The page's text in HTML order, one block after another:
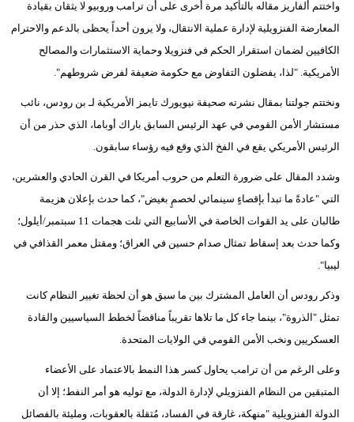
واختتم ألفاريز مقاله بالتأكيد مرة أخرى على أن ترامب وروبيو لا يثقان بقيادة
المعارضة الفنزويلية لإدارة عملية الانتقال، ولا يرون أحداً يحظى بالدعم والاحترام
الكافيين لضمان استقرار الحكم في فنزويلا وحماية الاستثمارات والمصالح
الأمريكية. "لذا، يفضلون التفاوض مع حكومة ضعيفة لفرض شروطهم".
ونختتم جولتنا بمقال نشرته صحيفة نيويورك تايمز الأمريكية لـ بن رودس، نائب
مستشار الأمن القومي في عهد الرئيس السابق باراك أوباما، الذي حذر من أن
الرئيس الأمريكي يقع في الفخ الذي وقع فيه رؤساء سابقون.
وشدد المقال على ضرورة التعلم من حروب أمريكا في القرن الحادي والعشرين،
التي "عادةً ما تبدأ بإقصاءٍ سينمائي لخصمٍ بغيض"، كما حدث بإعلان هزيمة
طالبان على يد القوات الخاصة في الأسابيع التي تلت هجمات 11 سبتمبر/أيلول؛
وكما حدث بعد إسقاط تمثال صدام حسين في العراق؛ ومقتل معمر القذافي في
ليبيا".
وذكر رودس أن العامل المشترك بين ما سبق هو أن لحظة تغيير النظام كانت
تمثل "الذروة"، بينما جاء كل ما تلاها تقريباً مناقضاً لخطط السياسيين والقادة
العسكريين ونخب الأمن القومي في الولايات المتحدة.
وعلى الرغم من أن ترامب يحاول كسر هذا النمط بالاعتماد على الأعضاء
المتبقين من النظام الفنزويلي لإدارة الدولة، مع توليه هو أمر النفط؛ إلا أن
الدولة الفنزويلية "منهكة، غارقة في الفساد، مُثقلة بالعقوبات، ومليئة بالفصائل